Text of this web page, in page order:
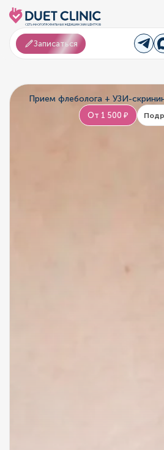
Записаться
Прием флеболога + УЗИ-
От 1 500 ₽